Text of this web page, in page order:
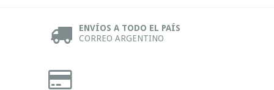
ENVÍOS A TODO EL PAÍS
CORREO ARGENTINO